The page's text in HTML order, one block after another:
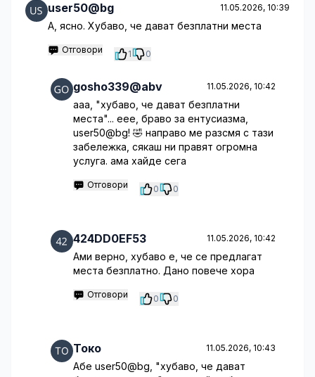
user50@bg 11.05.2026, 10:39
А, ясно. Хубаво, че дават безплатни места
Отговори 1 0
gosho339@abv 11.05.2026, 10:42
ааа, "хубаво, че дават безплатни
места"... еее, браво за ентусиазма,
user50@bg! 🤣 направо ме разсмя с тази
забележка, сякаш ни правят огромна
услуга. ама хайде сега
Отговори 0 0
424DD0EF53 11.05.2026, 10:42
Ами верно, хубаво е, че се предлагат
места безплатно. Дано повече хора
Отговори 0 0
Токо 11.05.2026, 10:43
Абе user50@bg, "хубаво, че дават